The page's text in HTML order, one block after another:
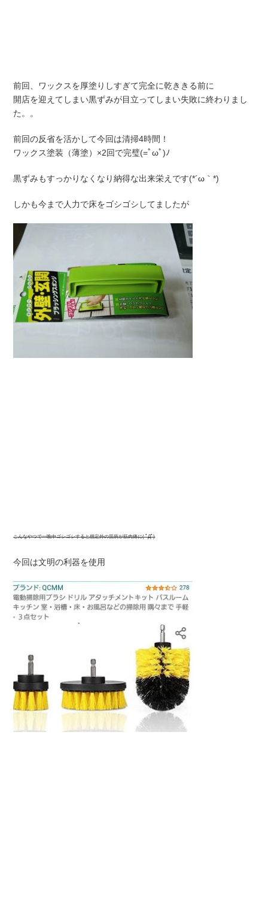
前回、ワックスを厚塗りしすぎて完全に乾ききる前に
開店を迎えてしまい黒ずみが目立ってしまい失敗に終わりまし
た。。
前回の反省を活かして今回は清掃4時間！
ワックス塗装（薄塗）×2回で完璧(=ﾟωﾟ)ﾉ
黒ずみもすっかりなくなり納得な出来栄えです(*´ω｀*)
しかも今まで人力で床をゴシゴシしてましたが
こんなやつで一晩中ゴシゴシすると想定外の箇所が筋肉痛に( ﾟДﾟ)
今回は文明の利器を使用